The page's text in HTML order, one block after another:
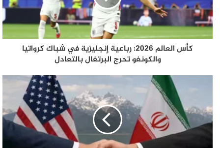
كأس العالم 2026: رباعية إنجليزية في شباك كرواتيا
والكونغو تحرج البرتغال بالتعادل